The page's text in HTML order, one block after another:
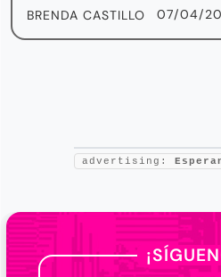
BRENDA CASTILLO 07/04/
advertising: